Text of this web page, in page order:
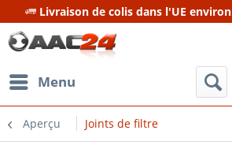
Livraison de colis dans l'UE
Menu
Aperçu Joints de filtre